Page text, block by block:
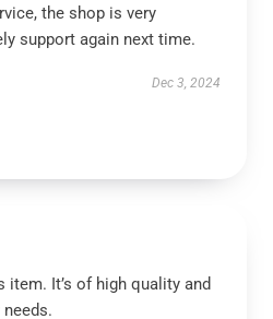
the shop is very
support again next time.
Dec 3, 2024
item. It’s of high quality and